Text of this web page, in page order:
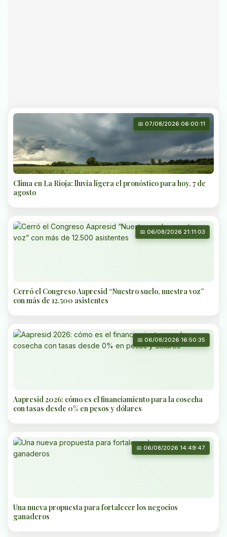
📅 07/08/2026 06:00:11
Clima en La Rioja: lluvia ligera el pronóstico para hoy, 7 de
agosto
📅 06/08/2026 21:11:03
Cerró el Congreso Aapresid “Nuestro suelo, nuestra voz”
con más de 12.500 asistentes
📅 06/08/2026 16:50:35
Aapresid 2026: cómo es el financiamiento para la cosecha
con tasas desde 0% en pesos y dólares
📅 06/08/2026 14:49:47
Una nueva propuesta para fortalecer los negocios
ganaderos